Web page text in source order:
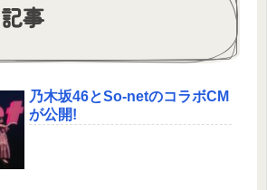
事
乃木坂46とSo-netのコラボCM
が公開!